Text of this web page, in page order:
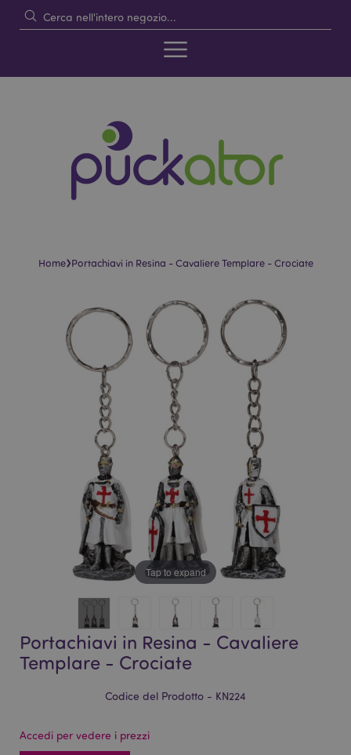
Home›Portachiavi in Resina - Cavaliere Templare - Crociate
Tap to expand
Portachiavi in Resina - Cavaliere
Templare - Crociate
Codice del Prodotto - KN224
Accedi per vedere i prezzi